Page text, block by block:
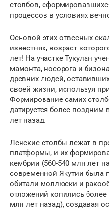
столбов,
процессов в условиях
Основой этих отвесных
известняк, возраст
лет! На участке Тукулан
мамонта, носорога и
древних людей,
своей жизни, используя
Формирование самих
датируется более
лет назад.
Ленские столбы лежат в
платформы, и их
кембрии (560-540 млн лет
современной Якутии была
обитали моллюски и
отложений копились
млн лет назад), создавая